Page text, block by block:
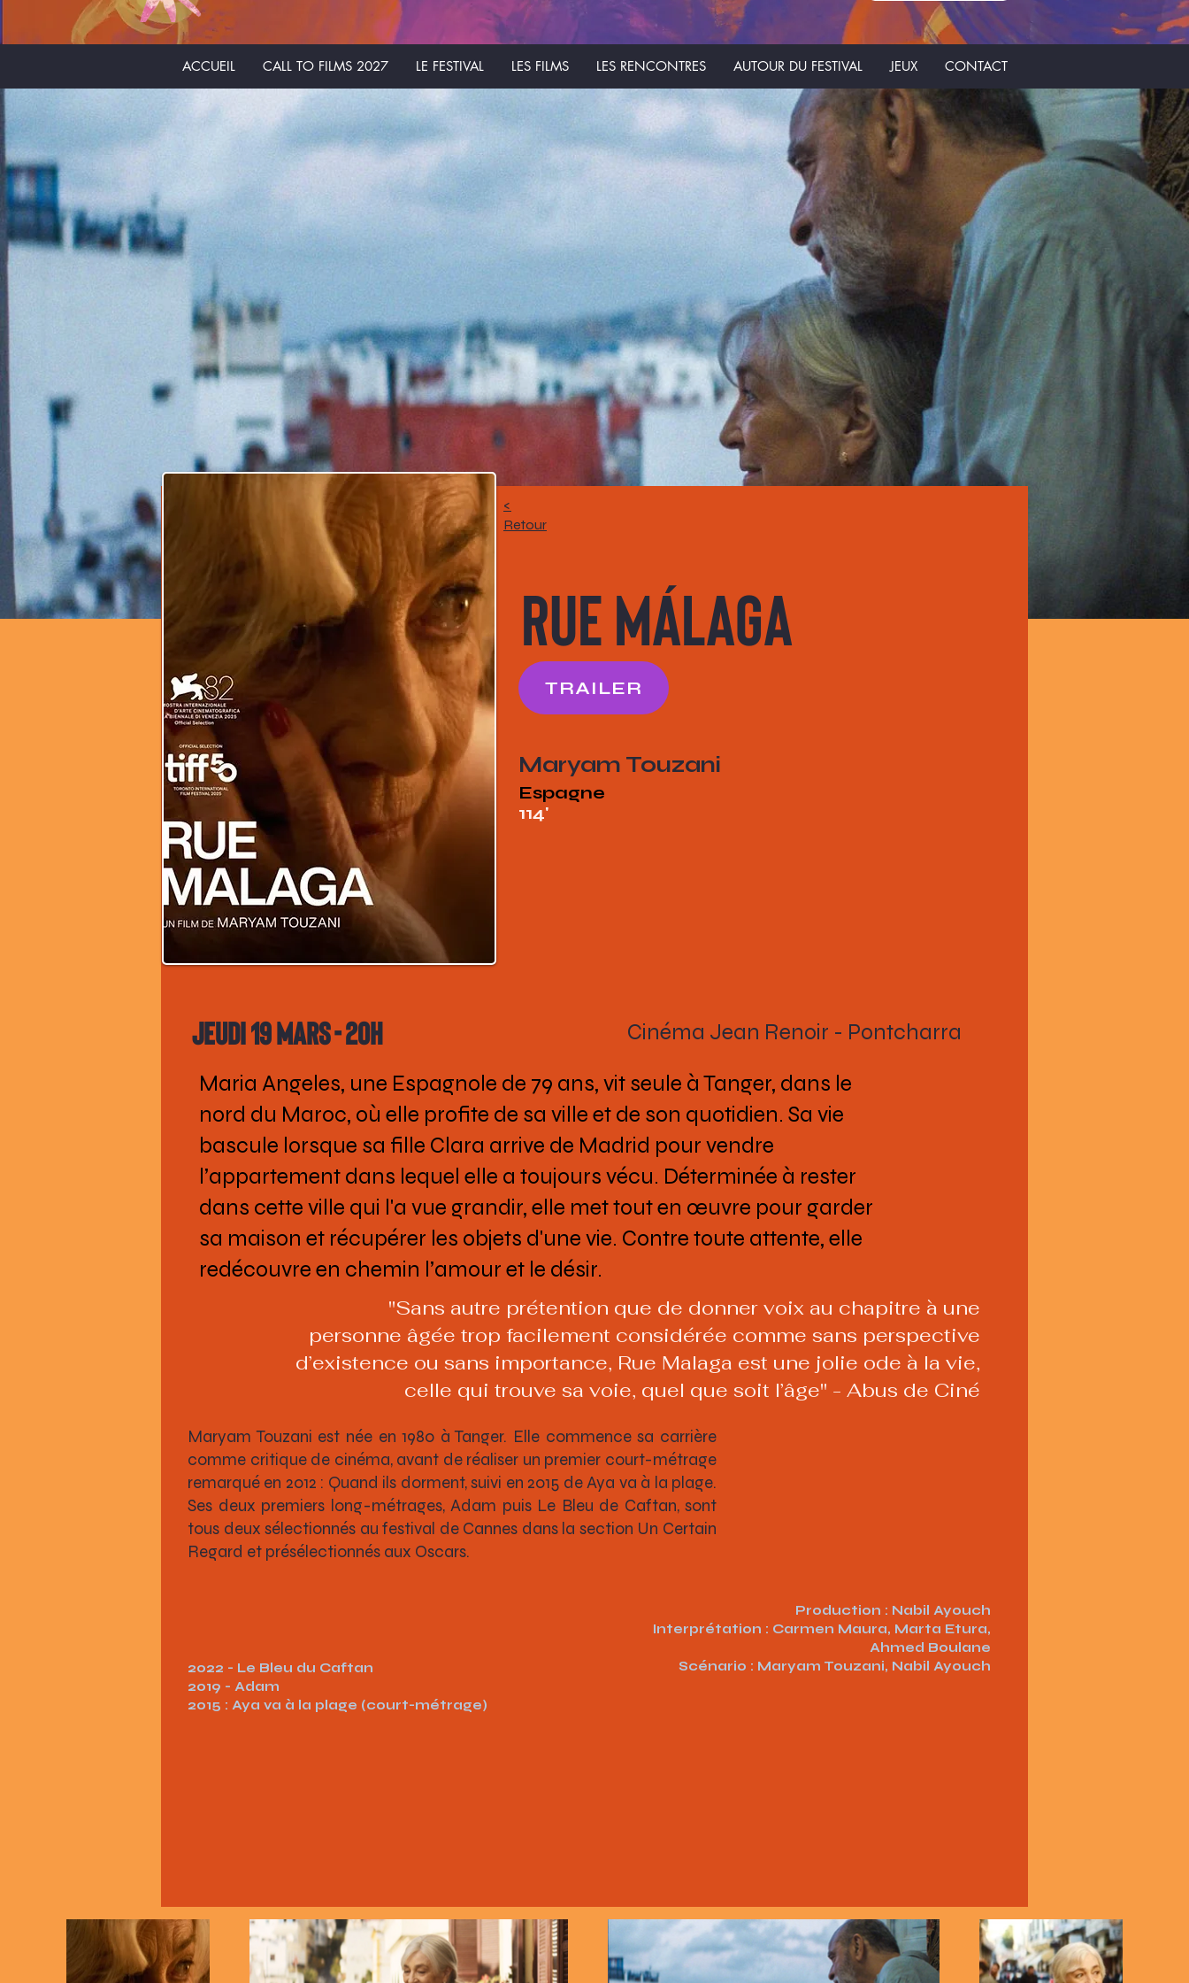
ACCUEIL CALL TO FILMS 2027 LE FESTIVAL LES FILMS LES RENCONTRES AUTOUR DU FESTIVAL JEUX CONTACT
<
Retour
Rue Málaga
TRAILER
Maryam Touzani
Espagne
114'
Jeudi 19 mars - 20h
Cinéma Jean Renoir - Pontcharra
Maria Angeles, une Espagnole de 79 ans, vit seule à Tanger, dans le
nord du Maroc, où elle profite de sa ville et de son quotidien. Sa vie
bascule lorsque sa fille Clara arrive de Madrid pour vendre
l’appartement dans lequel elle a toujours vécu. Déterminée à rester
dans cette ville qui l'a vue grandir, elle met tout en œuvre pour garder
sa maison et récupérer les objets d'une vie. Contre toute attente, elle
redécouvre en chemin l’amour et le désir.
"Sans autre prétention que de donner voix au chapitre à une
personne âgée trop facilement considérée comme sans perspective
d’existence ou sans importance, Rue Malaga est une jolie ode à la vie,
celle qui trouve sa voie, quel que soit l’âge" - Abus de Ciné
Maryam Touzani est née en 1980 à Tanger. Elle commence sa carrière
comme critique de cinéma, avant de réaliser un premier court-métrage
remarqué en 2012 : Quand ils dorment, suivi en 2015 de Aya va à la plage.
Ses deux premiers long-métrages, Adam puis Le Bleu de Caftan, sont
tous deux sélectionnés au festival de Cannes dans la section Un Certain
Regard et présélectionnés aux Oscars.
2022 - Le Bleu du Caftan
2019 - Adam
2015 : Aya va à la plage (court-métrage)
Production : Nabil Ayouch
Interprétation : Carmen Maura, Marta Etura,
Ahmed Boulane
Scénario : Maryam Touzani, Nabil Ayouch